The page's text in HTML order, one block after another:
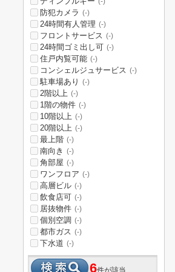
防犯カメラ (-)
24時間有人管理 (-)
フロントサービス (-)
24時間ゴミ出し可 (-)
住戸内覧可能 (-)
コンシェルジュサービス (-)
駐車場あり (-)
2階以上 (-)
1階の物件 (-)
10階以上 (-)
20階以上 (-)
最上階 (-)
南向き (-)
角部屋 (-)
ワンフロア (-)
高層ビル (-)
飲食店可 (-)
居抜物件 (-)
個別空調 (-)
都市ガス (-)
下水道 (-)
6件が該当